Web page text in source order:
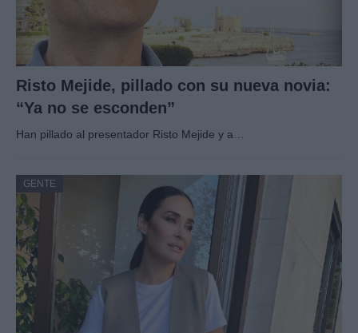
Risto Mejide, pillado con su nueva novia:
“Ya no se esconden”
Han pillado al presentador Risto Mejide y a…
GENTE